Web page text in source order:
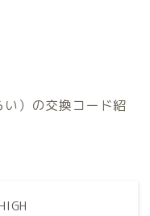
）の交換コード紹